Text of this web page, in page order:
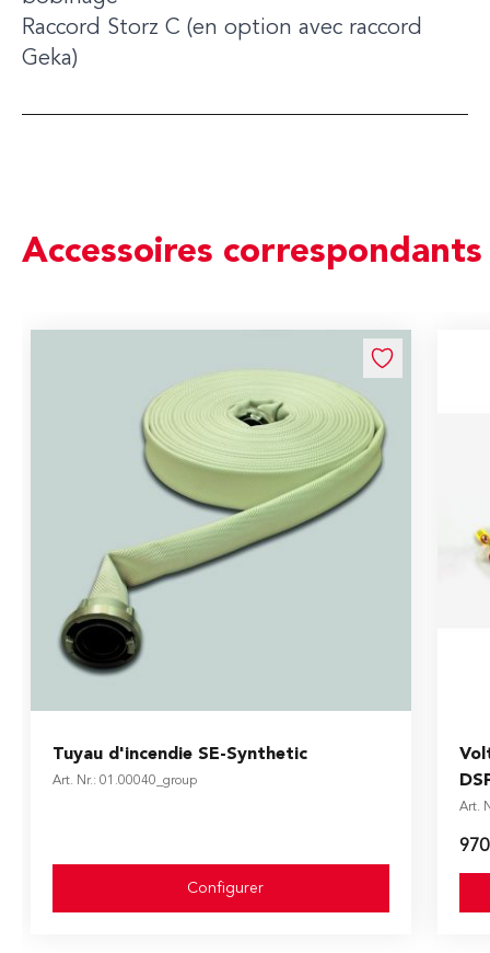
Raccord Storz C (en option avec raccord
Geka)
Accessoires correspondants
Tuyau d'incendie SE-Synthetic
Art. Nr.: 01.00040_group
The price depends on the options chosen on the
Configurer
Art.